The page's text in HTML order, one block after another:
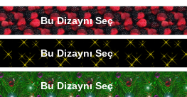
Bu Dizaynı Seç
Bu Dizaynı Seç
Bu Dizaynı Seç